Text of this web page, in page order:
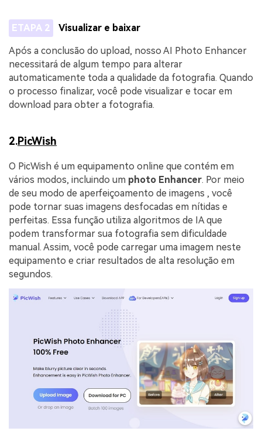
ETAPA 2 Visualizar e baixar
Após a conclusão do upload, nosso AI Photo Enhancer
necessitará de algum tempo para alterar
automaticamente toda a qualidade da fotografia. Quando
o processo finalizar, você pode visualizar e tocar em
download para obter a fotografia.
2.PicWish
O PicWish é um equipamento online que contém em
vários modos, incluindo um photo Enhancer. Por meio
de seu modo de aperfeiçoamento de imagens , você
pode tornar suas imagens desfocadas em nítidas e
perfeitas. Essa função utiliza algoritmos de IA que
podem transformar sua fotografia sem dificuldade
manual. Assim, você pode carregar uma imagem neste
equipamento e criar resultados de alta resolução em
segundos.